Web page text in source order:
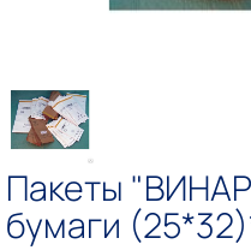
Пакеты
бумаги